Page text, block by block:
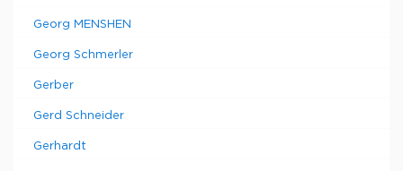
Georg MENSHEN
Georg Schmerler
Gerber
Gerd Schneider
Gerhardt